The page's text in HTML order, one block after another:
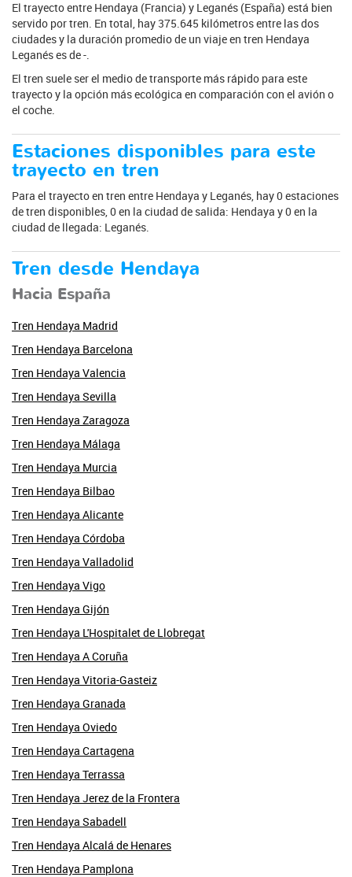
El trayecto entre Hendaya (Francia) y Leganés (España) está bien
servido por tren. En total, hay 375.645 kilómetros entre las dos
ciudades y la duración promedio de un viaje en tren Hendaya
Leganés es de -.
El tren suele ser el medio de transporte más rápido para este
trayecto y la opción más ecológica en comparación con el avión o
el coche.
Estaciones disponibles para este
trayecto en tren
Para el trayecto en tren entre Hendaya y Leganés, hay 0 estaciones
de tren disponibles, 0 en la ciudad de salida: Hendaya y 0 en la
ciudad de llegada: Leganés.
Tren desde Hendaya
Hacia España
Tren Hendaya Madrid
Tren Hendaya Barcelona
Tren Hendaya Valencia
Tren Hendaya Sevilla
Tren Hendaya Zaragoza
Tren Hendaya Málaga
Tren Hendaya Murcia
Tren Hendaya Bilbao
Tren Hendaya Alicante
Tren Hendaya Córdoba
Tren Hendaya Valladolid
Tren Hendaya Vigo
Tren Hendaya Gijón
Tren Hendaya L'Hospitalet de Llobregat
Tren Hendaya A Coruña
Tren Hendaya Vitoria-Gasteiz
Tren Hendaya Granada
Tren Hendaya Oviedo
Tren Hendaya Cartagena
Tren Hendaya Terrassa
Tren Hendaya Jerez de la Frontera
Tren Hendaya Sabadell
Tren Hendaya Alcalá de Henares
Tren Hendaya Pamplona